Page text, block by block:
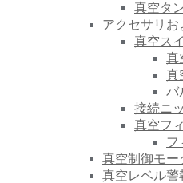
真空タ
アクセサリお
真空ス
真
真
バ
接続ニ
真空フ
フ
真空制御モー
真空レベル警